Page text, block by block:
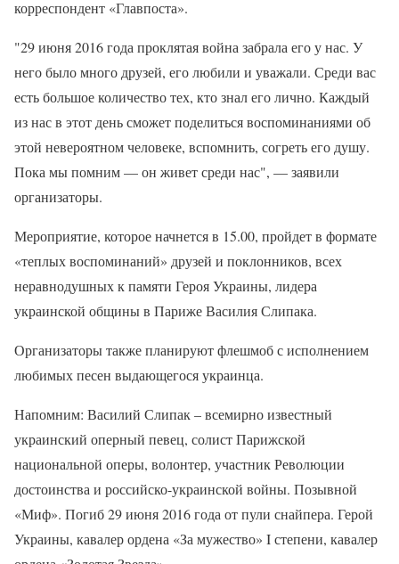
корреспондент «Главпоста».
"29 июня 2016 года проклятая война забрала его у нас. У
него было много друзей, его любили и уважали. Среди вас
есть большое количество тех, кто знал его лично. Каждый
из нас в этот день сможет поделиться воспоминаниями об
этой невероятном человеке, вспомнить, согреть его душу.
Пока мы помним — он живет среди нас", — заявили
организаторы.
Мероприятие, которое начнется в 15.00, пройдет в формате
«теплых воспоминаний» друзей и поклонников, всех
неравнодушных к памяти Героя Украины, лидера
украинской общины в Париже Василия Слипака.
Организаторы также планируют флешмоб с исполнением
любимых песен выдающегося украинца.
Напомним: Василий Слипак – всемирно известный
украинский оперный певец, солист Парижской
национальной оперы, волонтер, участник Революции
достоинства и российско-украинской войны. Позывной
«Миф». Погиб 29 июня 2016 года от пули снайпера. Герой
Украины, кавалер ордена «За мужество» I степени, кавалер